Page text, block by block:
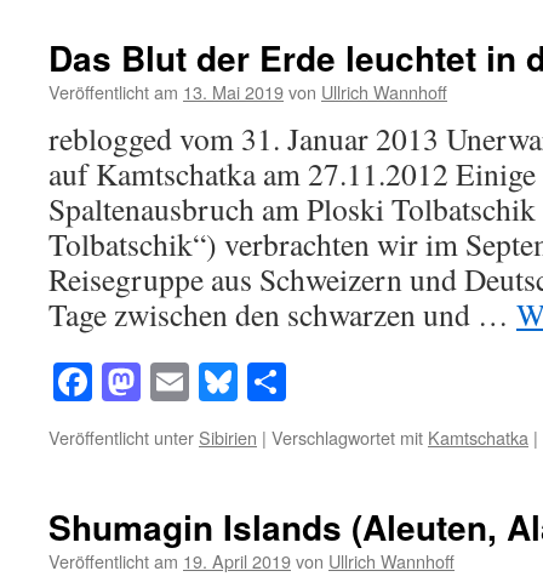
Das Blut der Erde leuchtet in
Veröffentlicht am 13. Mai 2019von Ullrich Wannhoff
reblogged vom 31. Januar 2013
auf Kamtschatka am 27.11.2012
Spaltenausbruch am Ploski
Tolbatschik“) verbrachten wir im
Reisegruppe aus Schweizern und
Tage zwischen den schwarzen und …
Facebook
Mastodon
EmailBluesky
Veröffentlicht unter Sibirien | Verschlagwortet mit Kamtschatka |
Shumagin Islands (Aleuten,
Veröffentlicht am 19. April 2019von Ullrich Wannhoff